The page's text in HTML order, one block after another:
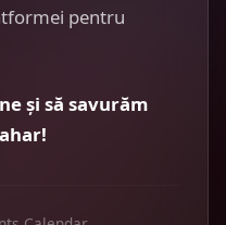
pentru
și să savurăm